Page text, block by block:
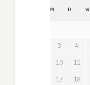
M D W
3
4
10
11
17
18